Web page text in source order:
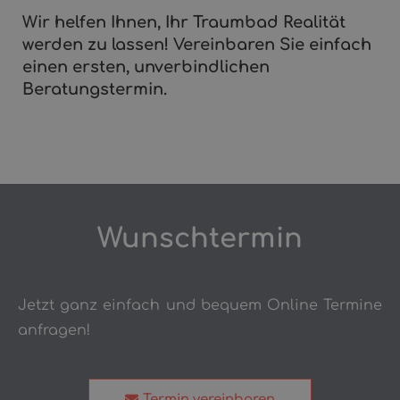
Wir helfen Ihnen, Ihr Traumbad Realität
werden zu lassen! Vereinbaren Sie einfach
einen ersten, unverbindlichen
Beratungstermin.
Wunschtermin
Jetzt ganz einfach und bequem Online Termine
anfragen!